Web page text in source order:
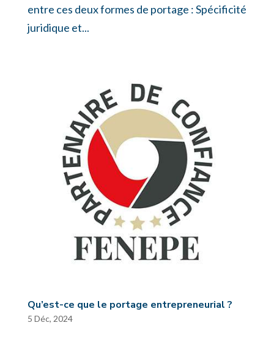
entre ces deux formes de portage : Spécificité
juridique et...
Qu’est-ce que le portage entrepreneurial ?
5 Déc, 2024